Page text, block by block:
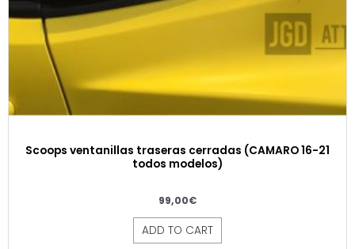
Scoops ventanillas traseras cerradas (CAMARO 16-21
todos modelos)
99,00€
ADD TO CART